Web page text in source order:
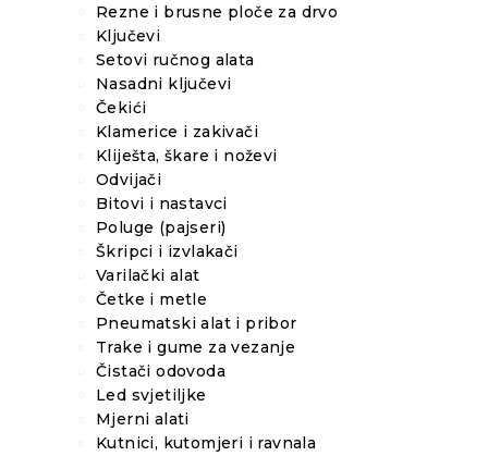
Rezne i brusne ploče za drvo
Ključevi
Setovi ručnog alata
Nasadni ključevi
Čekići
Klamerice i zakivači
Kliješta, škare i noževi
Odvijači
Bitovi i nastavci
Poluge (pajseri)
Škripci i izvlakači
Varilački alat
Četke i metle
Pneumatski alat i pribor
Trake i gume za vezanje
Čistači odovoda
Led svjetiljke
Mjerni alati
Kutnici, kutomjeri i ravnala